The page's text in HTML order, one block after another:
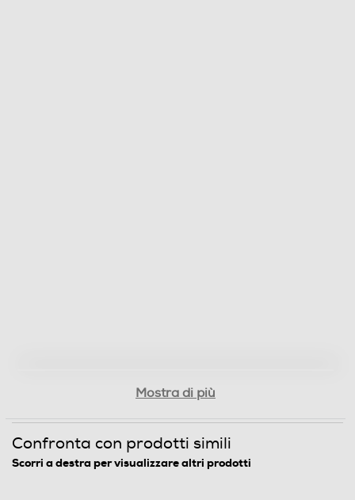
Mostra di più
Confronta con prodotti simili
Scorri a destra per visualizzare altri prodotti